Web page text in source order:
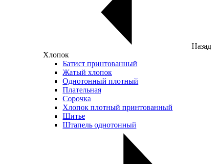
Назад
Хлопок
Батист принтованный
Жатый хлопок
Однотонный плотный
Плательная
Сорочка
Хлопок плотный принтованный
Шитье
Штапель однотонный